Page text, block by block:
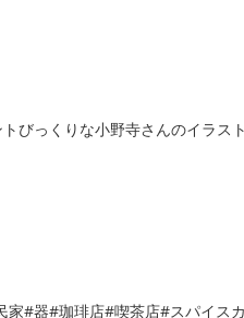
びっくりな小野寺さんのイラスト
#器#珈琲店#喫茶店#スパイス